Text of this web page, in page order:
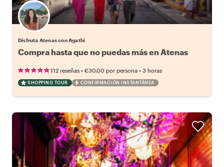
Disfruta Atenas con Agathi
Compra hasta que no puedas más en Atenas
112 reseñas • €30.00 por persona • 3 horas
SHOPPING TOUR CONFIRMACIÓN INSTANTÁNEA